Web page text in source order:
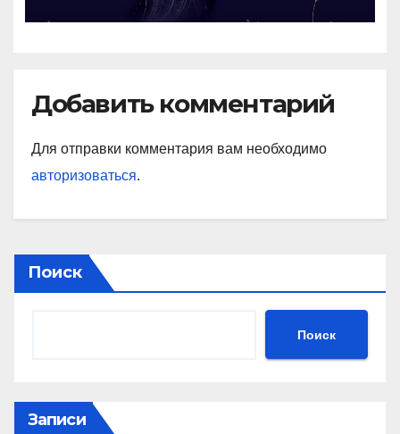
Добавить комментарий
Для отправки комментария вам необходимо
авторизоваться.
Поиск
Поиск
Записи